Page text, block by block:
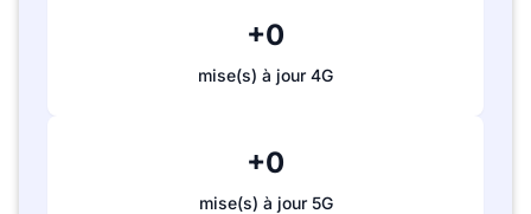
+0
mise(s) à jour 4G
+0
mise(s) à jour 5G